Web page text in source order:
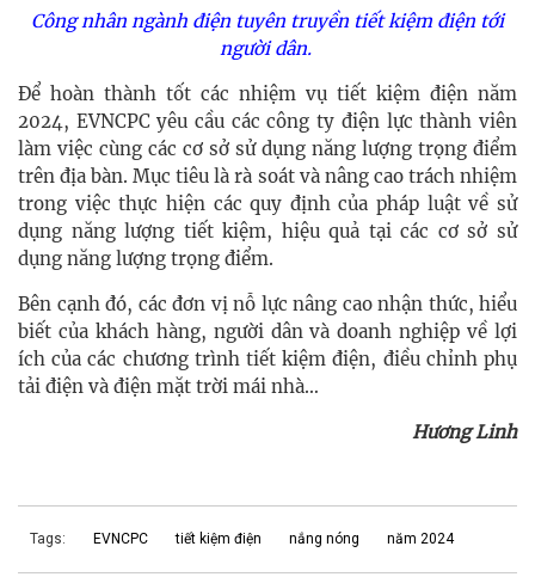
Công nhân ngành điện tuyên truyền tiết kiệm điện tới
người dân.
Để hoàn thành tốt các nhiệm vụ tiết kiệm điện năm
2024, EVNCPC yêu cầu các công ty điện lực thành viên
làm việc cùng các cơ sở sử dụng năng lượng trọng điểm
trên địa bàn. Mục tiêu là rà soát và nâng cao trách nhiệm
trong việc thực hiện các quy định của pháp luật về sử
dụng năng lượng tiết kiệm, hiệu quả tại các cơ sở sử
dụng năng lượng trọng điểm.
Bên cạnh đó, các đơn vị nỗ lực nâng cao nhận thức, hiểu
biết của khách hàng, người dân và doanh nghiệp về lợi
ích của các chương trình tiết kiệm điện, điều chỉnh phụ
tải điện và điện mặt trời mái nhà…
Hương Linh
Tags: EVNCPC tiết kiệm điện nắng nóng năm 2024